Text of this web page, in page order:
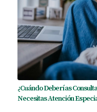
¿Cuándo Deberías
Necesitas Atención